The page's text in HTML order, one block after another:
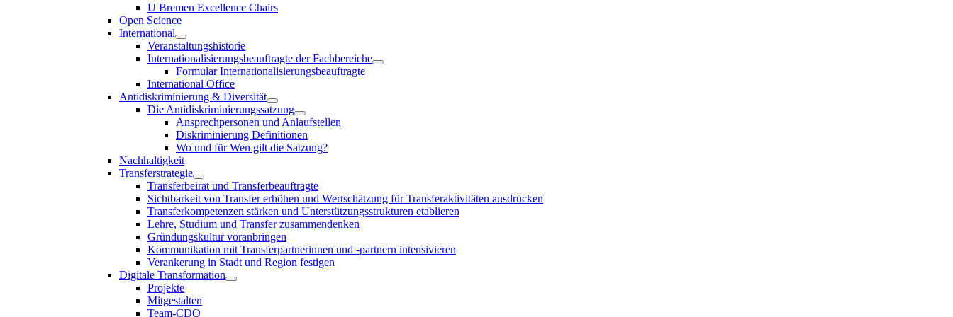
U Bremen Excellence Chairs
Open Science
International
Veranstaltungshistorie
Internationalisierungsbeauftragte der Fachbereiche
Formular Internationalisierungsbeauftragte
International Office
Antidiskriminierung & Diversität
Die Antidiskriminierungssatzung
Ansprechpersonen und Anlaufstellen
Diskriminierung Definitionen
Wo und für Wen gilt die Satzung?
Nachhaltigkeit
Transferstrategie
Transferbeirat und Transferbeauftragte
Sichtbarkeit von Transfer erhöhen und Wertschätzung für Transferaktivitäten ausdrücken
Transferkompetenzen stärken und Unterstützungsstrukturen etablieren
Lehre, Studium und Transfer zusammendenken
Gründungskultur voranbringen
Kommunikation mit Transferpartnerinnen und -partnern intensivieren
Verankerung in Stadt und Region festigen
Digitale Transformation
Projekte
Mitgestalten
Team-CDO